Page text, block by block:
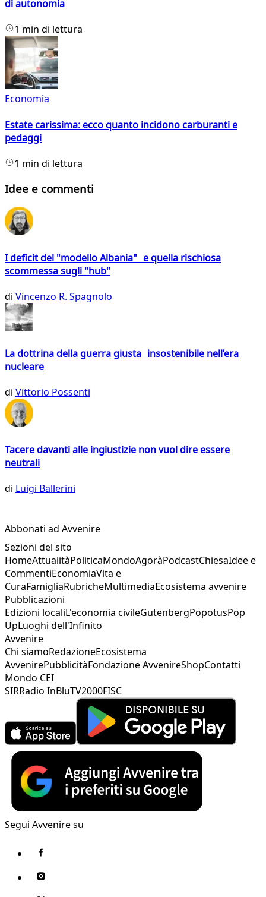
di autonomia
1 min di lettura
Economia
Estate carissima: ecco quanto incidono carburanti e
pedaggi
1 min di lettura
Idee e commenti
I deficit del "modello Albania" e quella rischiosa
scommessa sugli "hub"
di Vincenzo R. Spagnolo
La dottrina della guerra giusta insostenibile nell’era
nucleare
di Vittorio Possenti
Tacere davanti alle ingiustizie non vuol dire essere
neutrali
di Luigi Ballerini
Abbonati ad Avvenire
Sezioni del sito
HomeAttualitàPoliticaMondoAgoràPodcastChiesaIdee e
CommentiEconomiaVita e
CuraFamigliaRubricheMultimediaEcosistema avvenire
Pubblicazioni
Edizioni localiL'economia civileGutenbergPopotusPop
UpLuoghi dell'Infinito
Avvenire
Chi siamoRedazioneEcosistema
AvvenirePubblicitàFondazione AvvenireShopContatti
Mondo CEI
SIRRadio InBluTV2000FISC
Segui Avvenire su